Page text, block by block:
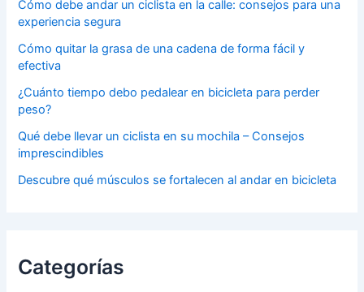
Cómo debe andar un ciclista en la calle: consejos para una
experiencia segura
Cómo quitar la grasa de una cadena de forma fácil y
efectiva
¿Cuánto tiempo debo pedalear en bicicleta para perder
peso?
Qué debe llevar un ciclista en su mochila – Consejos
imprescindibles
Descubre qué músculos se fortalecen al andar en bicicleta
Categorías